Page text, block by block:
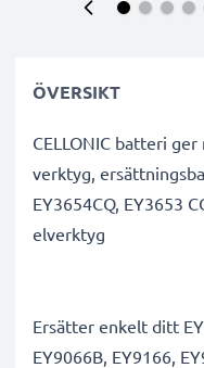
ÖVERSIKT
CELLONIC batteri
verktyg,
EY3654CQ, EY3653
elverktyg
Ersätter enkelt ditt
EY9066B, EY9166,